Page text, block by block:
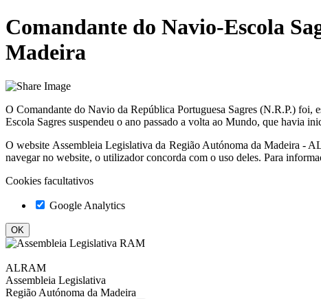
Comandante do Navio-Escola
Madeira
O Comandante do Navio da República Portuguesa Sagres (N.R.P.) foi,
Escola Sagres suspendeu o ano passado a volta ao Mundo, que havia
O website Assembleia Legislativa da Região Autónoma da Madeira -
navegar no website, o utilizador concorda com o uso deles. Para
Cookies facultativos
Google Analytics
ALRAM
Assembleia Legislativa
Região Autónoma da Madeira